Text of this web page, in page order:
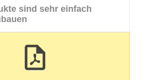
sind sehr einfach